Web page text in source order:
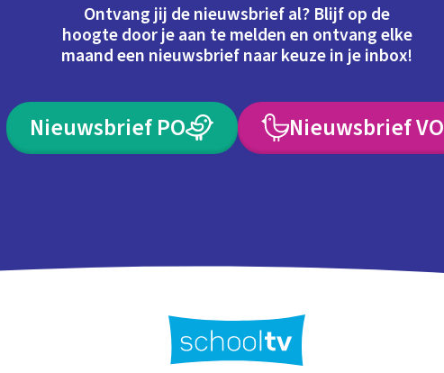
Ontvang jij de nieuwsbrief al? Blijf op de
hoogte door je aan te melden en ontvang elke
maand een nieuwsbrief naar keuze in je inbox!
Nieuwsbrief PO Nieuwsbrief VO